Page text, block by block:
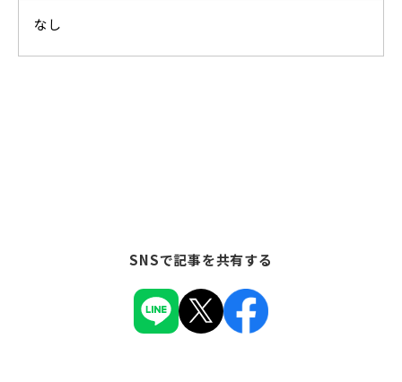
なし
SNSで記事を共有する